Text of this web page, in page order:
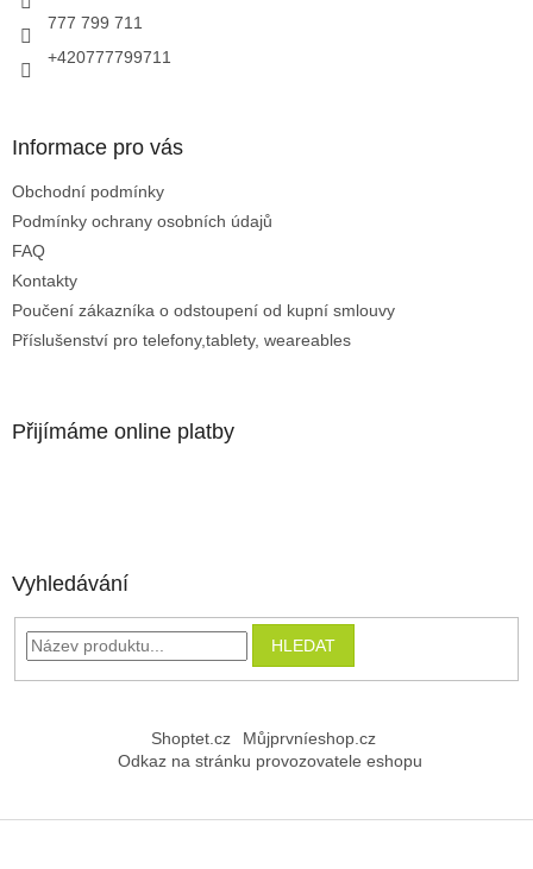
777 799 711
+420777799711
Informace pro vás
Obchodní podmínky
Podmínky ochrany osobních údajů
FAQ
Kontakty
Poučení zákazníka o odstoupení od kupní smlouvy
Příslušenství pro telefony,tablety, weareables
Přijímáme online platby
Vyhledávání
HLEDAT
Shoptet.cz
Můjprvníeshop.cz
Odkaz na stránku provozovatele eshopu